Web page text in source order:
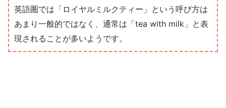
英語圏では「ロイヤルミルクティー」という呼び方は
あまり一般的ではなく、通常は「tea with milk」と表
現されることが多いようです。